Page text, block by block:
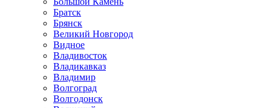
Братск
Брянск
Великий Новгород
Видное
Владивосток
Владикавказ
Владимир
Волгоград
Волгодонск